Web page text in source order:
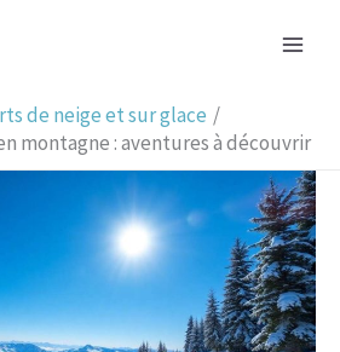
de neige et sur glace
montagne : aventures à découvrir